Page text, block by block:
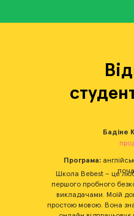
Бадіне
Школа Bebest – це
першого пробного
викладачами. Моїй
простою мовою. Вона
Програма: